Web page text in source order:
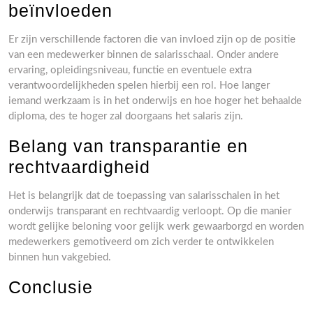
beïnvloeden
Er zijn verschillende factoren die van invloed zijn op de positie
van een medewerker binnen de salarisschaal. Onder andere
ervaring, opleidingsniveau, functie en eventuele extra
verantwoordelijkheden spelen hierbij een rol. Hoe langer
iemand werkzaam is in het onderwijs en hoe hoger het behaalde
diploma, des te hoger zal doorgaans het salaris zijn.
Belang van transparantie en
rechtvaardigheid
Het is belangrijk dat de toepassing van salarisschalen in het
onderwijs transparant en rechtvaardig verloopt. Op die manier
wordt gelijke beloning voor gelijk werk gewaarborgd en worden
medewerkers gemotiveerd om zich verder te ontwikkelen
binnen hun vakgebied.
Conclusie